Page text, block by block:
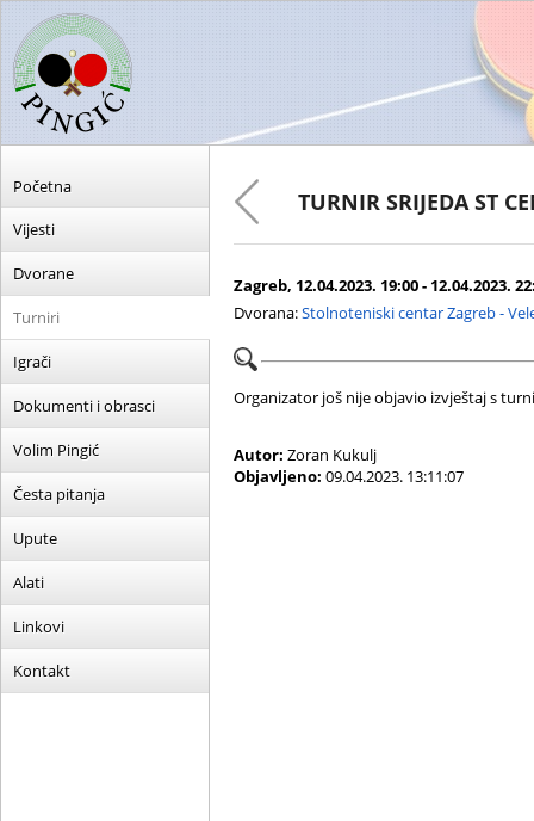
Početna
Vijesti
Dvorane
Turniri
Igrači
Dokumenti i obrasci
Volim Pingić
Česta pitanja
Upute
Alati
Linkovi
Kontakt
TURNIR SRIJEDA ST
Zagreb, 12.04.2023. 19:00 - 12.04.2023.
Dvorana:Stolnoteniski centar Zagreb -
Organizator još nije objavio izvještaj s
Autor: Zoran Kukulj
Objavljeno: 09.04.2023. 13:11:07